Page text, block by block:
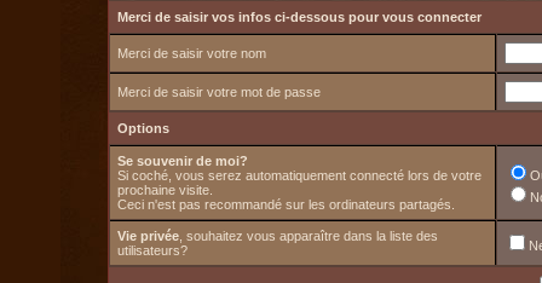
Merci de saisir vos infos ci-dessous pour vous connecter
Merci de saisir votre nom
Merci de saisir votre mot de passe
Options
Se souvenir de moi?
Si coché, vous serez automatiquement connecté lors de votre
prochaine visite.
Ceci n'est pas recommandé sur les ordinateurs partagés.
Vie privée , souhaitez vous apparaître dans la liste des
utilisateurs?